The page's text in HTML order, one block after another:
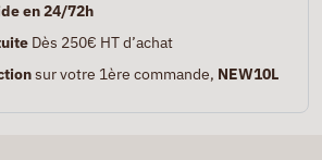
en 24/72h
Dès 250€ HT d’achat
sur votre 1ère commande, NEW10L